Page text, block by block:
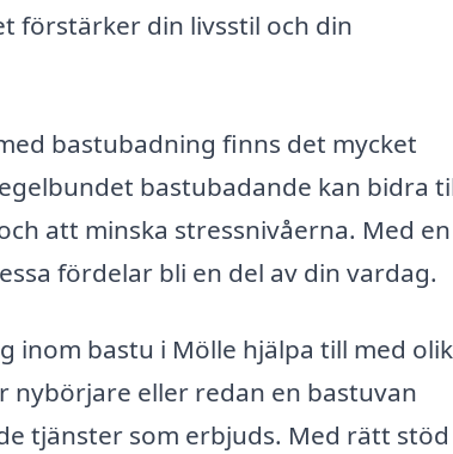
förstärker din livsstil och din
bastubadning finns det mycket
bastubadande kan bidra
att minska stressnivåerna. Med en
fördelar bli en del av din vardag.
inom bastu i Mölle hjälpa till med
nybörjare eller redan en bastuvan
tjänster som erbjuds. Med rätt